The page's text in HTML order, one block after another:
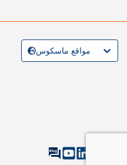
مواقع ماسكوس